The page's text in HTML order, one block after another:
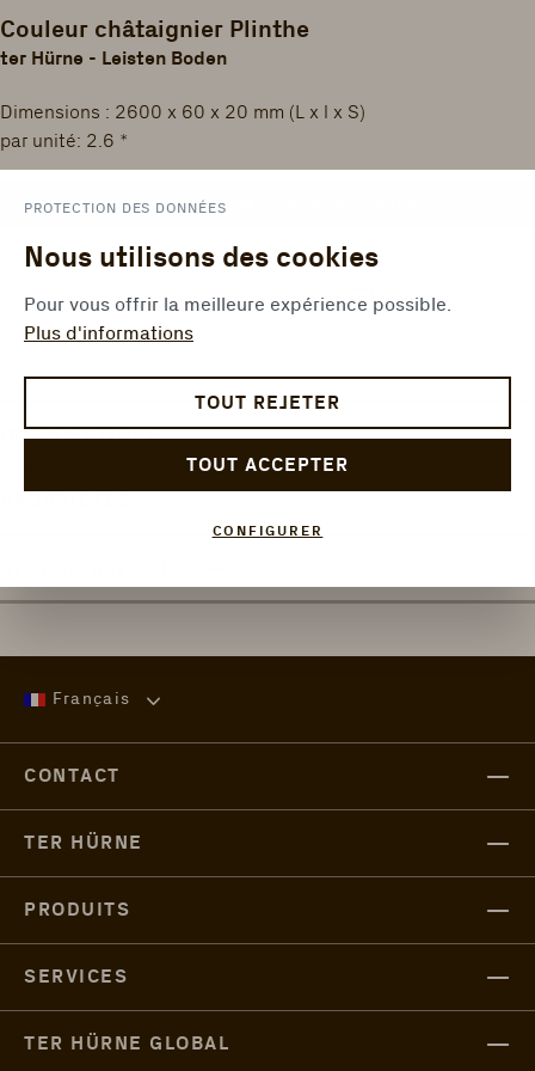
Couleur châtaignier Plinthe
ter Hürne - Leisten Boden
Dimensions : 2600 x 60 x 20 mm (L x l x S)
par unité: 2.6 *
TROUVER UN DISTRIBUTEUR
CALCULER LA SURFACE COMPARER ADD TO WISHLIST
INFORMATIONS
Français
CONTACT
TER HÜRNE
PRODUITS
SERVICES
TER HÜRNE GLOBAL
PROTECTION DES DONNÉES
Nous utilisons des cookies
Pour vous offrir la meilleure expérience possible.
Plus d'informations
TOUT REJETER
TOUT ACCEPTER
CONFIGURER